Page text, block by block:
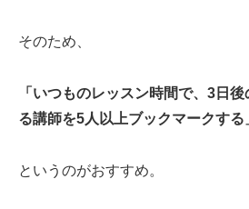
そのため、
「いつものレッスン時間で、3日
る講師を5人以上ブックマークする
というのがおすすめ。